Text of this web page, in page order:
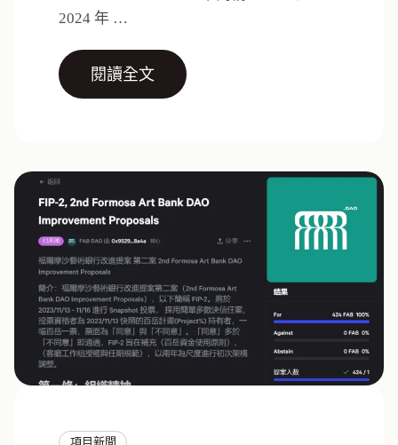
2024 年 …
閱讀全文
項目新聞